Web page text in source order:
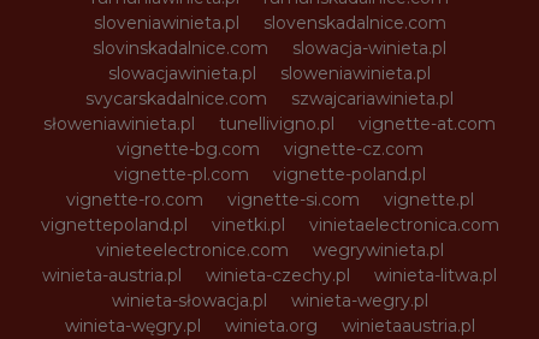
sloveniawinieta.pl
slovenskadalnice.com
slovinskadalnice.com
slowacja-winieta.pl
slowacjawinieta.pl
sloweniawinieta.pl
svycarskadalnice.com
szwajcariawinieta.pl
słoweniawinieta.pl
tunellivigno.pl
vignette-at.com
vignette-bg.com
vignette-cz.com
vignette-pl.com
vignette-poland.pl
vignette-ro.com
vignette-si.com
vignette.pl
vignettepoland.pl
vinetki.pl
vinietaelectronica.com
vinieteelectronice.com
wegrywinieta.pl
winieta-austria.pl
winieta-czechy.pl
winieta-litwa.pl
winieta-słowacja.pl
winieta-wegry.pl
winieta-węgry.pl
winieta.org
winietaaustria.pl